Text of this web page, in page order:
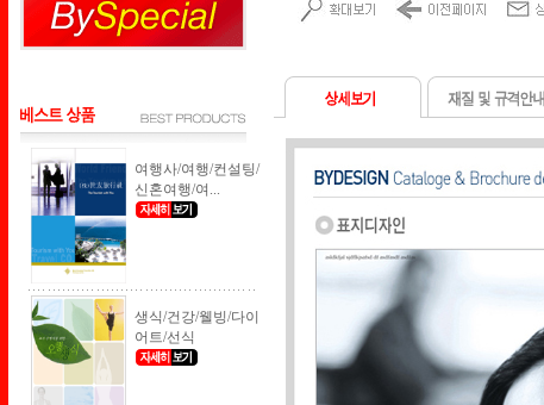
여행사/여행/컨설팅/
신혼여행/여...
생식/건강/웰빙/다이
어트/선식